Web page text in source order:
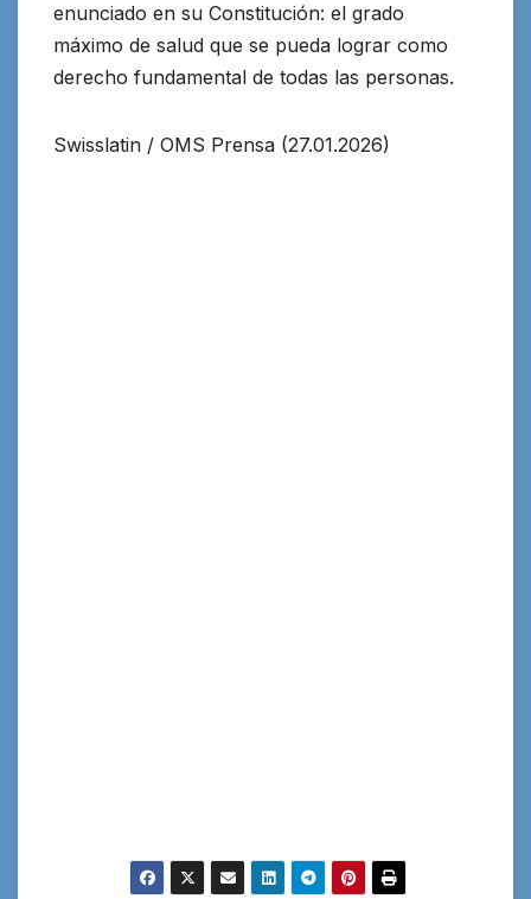
enunciado en su Constitución: el grado
máximo de salud que se pueda lograr como
derecho fundamental de todas las personas.
Swisslatin / OMS Prensa (27.01.2026)